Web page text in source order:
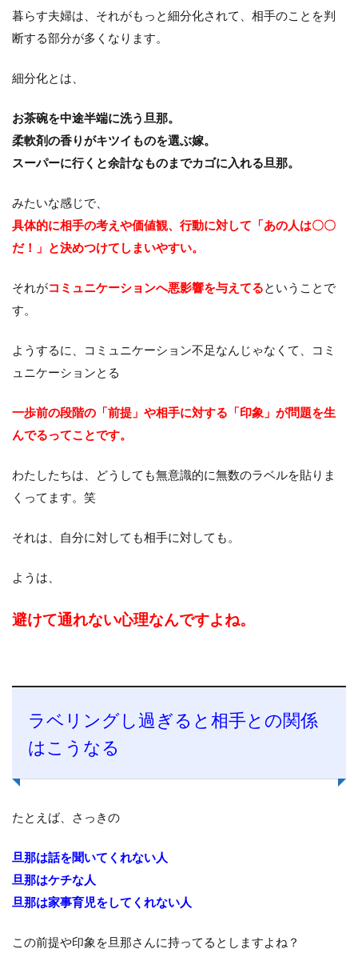
暮らす夫婦は、それがもっと細分化されて、相手のことを判
断する部分が多くなります。
細分化とは、
お茶碗を中途半端に洗う旦那。
柔軟剤の香りがキツイものを選ぶ嫁。
スーパーに行くと余計なものまでカゴに入れる旦那。
みたいな感じで、
具体的に相手の考えや価値観、行動に対して「あの人は〇〇
だ！」と決めつけてしまいやすい。
それがコミュニケーションへ悪影響を与えてるということで
す。
ようするに、コミュニケーション不足なんじゃなくて、コミ
ュニケーションとる
一歩前の段階の「前提」や相手に対する「印象」が問題を生
んでるってことです。
わたしたちは、どうしても無意識的に無数のラベルを貼りま
くってます。笑
それは、自分に対しても相手に対しても。
ようは、
避けて通れない心理なんですよね。
ラベリングし過ぎると相手との関係
はこうなる
たとえば、さっきの
旦那は話を聞いてくれない人
旦那はケチな人
旦那は家事育児をしてくれない人
この前提や印象を旦那さんに持ってるとしますよね？